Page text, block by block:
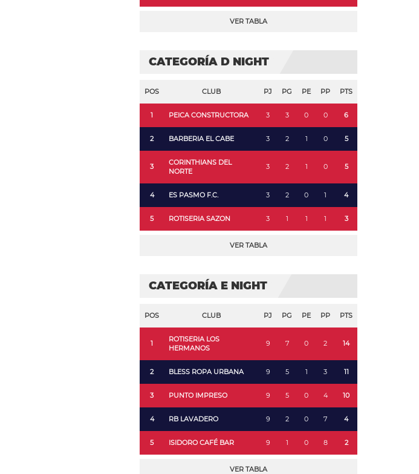
VER TABLA
CATEGORÍA D NIGHT
POS CLUB PJ PG PE PP PTS
1 PEICA CONSTRUCTORA 3 3 0 0 6
2 BARBERIA EL CABE 3 2 1 0 5
3
CORINTHIANS DEL
NORTE
3 2 1 0 5
4 ES PASMO F.C. 3 2 0 1 4
5 ROTISERIA SAZON 3 1 1 1 3
VER TABLA
CATEGORÍA E NIGHT
POS CLUB PJ PG PE PP PTS
1
ROTISERIA LOS
HERMANOS
9 7 0 2 14
2 BLESS ROPA URBANA 9 5 1 3 11
3 PUNTO IMPRESO 9 5 0 4 10
4 RB LAVADERO 9 2 0 7 4
5 ISIDORO CAFÉ BAR 9 1 0 8 2
VER TABLA